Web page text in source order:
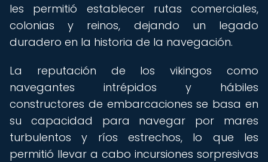
les permitió establecer rutas comerciales,
colonias y reinos, dejando un legado
duradero en la historia de la navegación.
La reputación de los vikingos como
navegantes intrépidos y hábiles
constructores de embarcaciones se basa en
su capacidad para navegar por mares
turbulentos y ríos estrechos, lo que les
permitió llevar a cabo incursiones sorpresivas